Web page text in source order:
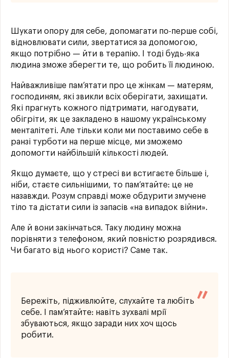
Шукати опору для себе, допомагати по-перше собі,
відновлювати сили, звертатися за допомогою,
якщо потрібно — йти в терапію. І тоді будь-яка
людина зможе зберегти те, що робить її людиною.
Найважливіше пам’ятати про це жінкам — матерям,
господиням, які звикли всіх оберігати, захищати.
Які прагнуть кожного підтримати, нагодувати,
обігріти, як це закладено в нашому українському
менталітеті. Але тільки коли ми поставимо себе в
ранзі турботи на перше місце, ми зможемо
допомогти найбільшій кількості людей.
Якщо думаєте, що у стресі ви встигаєте більше і,
ніби, стаєте сильнішими, то пам’ятайте: це не
назавжди. Розум справді може обдурити змучене
тіло та дістати сили із запасів «на випадок війни».
Але й вони закінчаться. Таку людину можна
порівняти з телефоном, який повністю розрядився.
Чи багато від нього користі? Саме так.
Бережіть, підживлюйте, слухайте та любіть
себе. І пам‘ятайте: навіть зухвалі мрії
збуваються, якщо заради них хоч щось
робити.